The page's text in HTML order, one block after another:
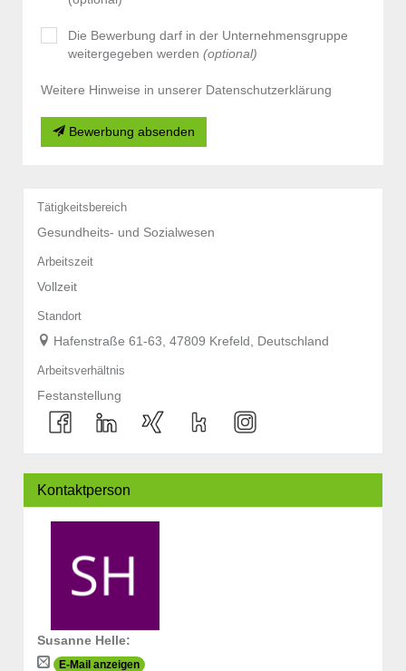
Die Bewerbung darf in der Unternehmensgruppe
weitergegeben werden (optional)
Weitere Hinweise in unserer Datenschutzerklärung
Bewerbung absenden
Tätigkeitsbereich
Gesundheits- und Sozialwesen
Arbeitszeit
Vollzeit
Standort
Hafenstraße 61-63, 47809 Krefeld, Deutschland
Arbeitsverhältnis
Festanstellung
Kontaktperson
Susanne Helle:
E-Mail anzeigen